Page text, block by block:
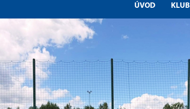
ÚVOD KLUB